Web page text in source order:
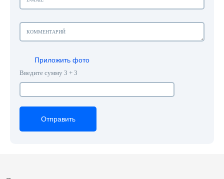
Приложить фото
Введите сумму 3 + 3
Отправить
Отправить
Отправить